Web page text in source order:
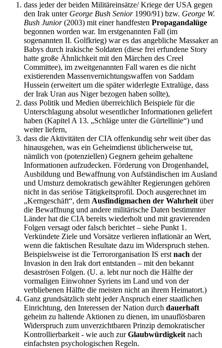
dass jeder der beiden Militäreinsätze/ Kriege der USA gegen
den Irak unter George Bush Senior1990/91) bzw. George W.
Bush Junior(2003) mit einer handfesten Propagandalüge
begonnen worden war. Im erstgenannten Fall (im
sogenannten II. Golfkrieg) war es das angebliche Massaker an
Babys durch irakische Soldaten (diese frei erfundene Story
hatte große Ähnlichkeit mit den Märchen des Creel
Committee), im zweitgenannten Fall waren es die nicht
existierenden Massenvernichtungswaffen von Saddam
Hussein (erweitert um die später widerlegte Extralüge, dass
der Irak Uran aus Niger bezogen haben sollte),
dass Politik und Medien überreichlich Beispiele für die
Unterschlagung absolut wesentlicher Informationen geliefert
haben (Kapitel A 13. „Schläge unter die Gürtellinie“) und
weiter liefern,
dass die Aktivitäten der CIA offenkundig sehr weit über das
hinausgehen, was ein Geheimdienst üblicherweise tut,
nämlich von (potenziellen) Gegnern geheim gehaltene
Informationen aufzudecken. Förderung von Drogenhandel,
Ausbildung und Bewaffnung von Aufständischen im Ausland
und Umsturz demokratisch gewählter Regierungen gehören
nicht in das seriöse Tätigkeitsprofil. Doch ausgerechnet im
„Kerngeschäft“, dem Ausfindigmachen der Wahrheit über
die Bewaffnung und andere militärische Daten bestimmter
Länder hat die CIA bereits wiederholt und mit gravierenden
Folgen versagt oder falsch berichtet – siehe Punkt 1.
Verkündete Ziele und Vorsätze verlieren inflationär an Wert,
wenn die faktischen Resultate dazu im Widerspruch stehen.
Beispielsweise ist die Terrororganisation IS erst nach der
Invasion in den Irak dort entstanden – mit den bekannt
desaströsen Folgen. (U. a. lebt nur noch die Hälfte der
vormaligen Einwohner Syriens im Land und von der
verbliebenen Hälfte die meisten nicht an ihrem Heimatort.)
Ganz grundsätzlich steht jeder Anspruch einer staatlichen
Einrichtung, den Interessen der Nation durch dauerhaft
geheim zu haltende Aktionen zu dienen, im unauflösbaren
Widerspruch zum unverzichtbaren Prinzip demokratischer
Kontrollierbarkeit - wie auch zurGlaubwürdigkeit nach
einfachsten psychologischen Regeln.